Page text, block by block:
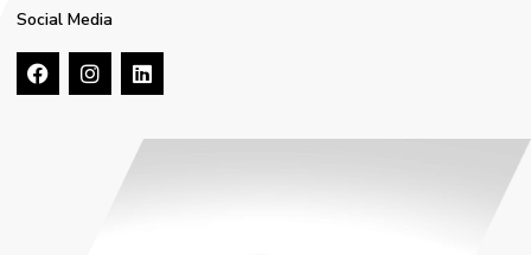
Social Media